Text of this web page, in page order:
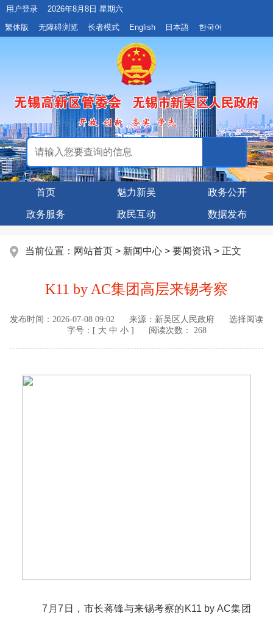
用户登录
2026年8月8日 星期六
繁体版
无障碍浏览 长者模式 English 日本語 한국어
首页 魅力新吴 政务公开
政务服务 政民互动 数据发布
当前位置： 网站首页 > 新闻中心 > 要闻资讯 > 正文
K11 by AC集团高层来锡考察
发布时间： 2026-07-08 09:02 来源： 新吴区人民政府
选择阅读
字号：[ 大 中 小] 阅读次数： 268
7月7日，市长蒋锋与来锡考察的K11 by AC集团